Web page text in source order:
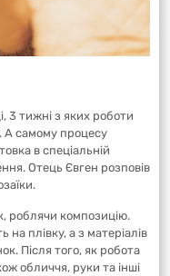
3 тижні з яких роботи
А самому процесу
в спеціальній
Отець Євген розповів
роблячи композицію.
плівку, а з матеріалів
Після того, як робота
обличчя, руки та інші